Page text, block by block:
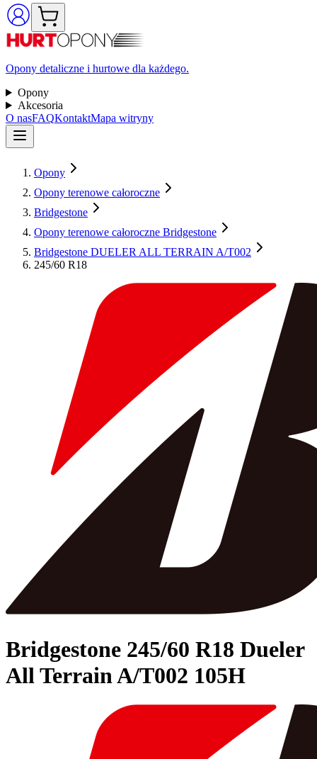
Opony detaliczne i hurtowe dla każdego.
Opony
Akcesoria
O nasFAQKontaktMapa witryny
Opony
Opony terenowe całoroczne
Bridgestone
Opony terenowe całoroczne Bridgestone
Bridgestone DUELER ALL TERRAIN A/T002
245/60 R18
Bridgestone 245/60 R18 Dueler
All Terrain A/T002 105H